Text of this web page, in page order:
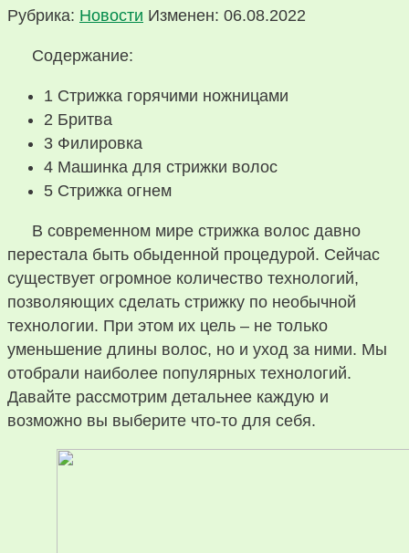
Рубрика: Новости Изменен: 06.08.2022
Содержание:
1 Стрижка горячими ножницами
2 Бритва
3 Филировка
4 Машинка для стрижки волос
5 Стрижка огнем
В современном мире стрижка волос давно
перестала быть обыденной процедурой. Сейчас
существует огромное количество технологий,
позволяющих сделать стрижку по необычной
технологии. При этом их цель – не только
уменьшение длины волос, но и уход за ними. Мы
отобрали наиболее популярных технологий.
Давайте рассмотрим детальнее каждую и
возможно вы выберите что-то для себя.